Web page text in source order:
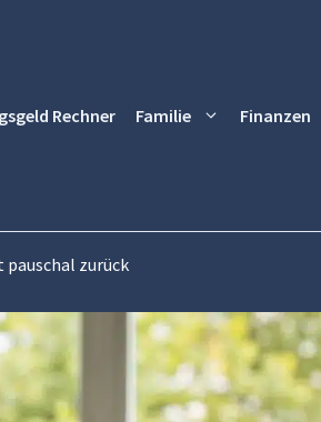
Rechner Familie Finanzen
pauschal zurück